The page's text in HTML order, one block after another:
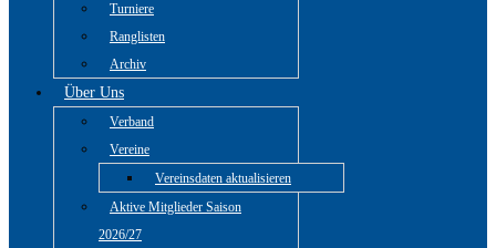
Turniere
Ranglisten
Archiv
Über Uns
Verband
Vereine
Vereinsdaten aktualisieren
Aktive Mitglieder Saison
2026/27